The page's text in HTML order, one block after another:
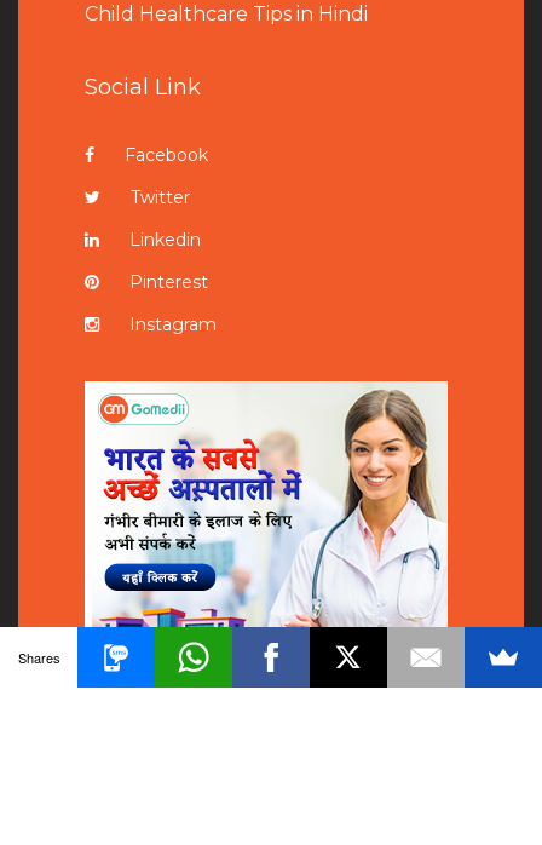
Child Healthcare Tips in Hindi
Social Link
Facebook
Twitter
Linkedin
Pinterest
Instagram
Shares